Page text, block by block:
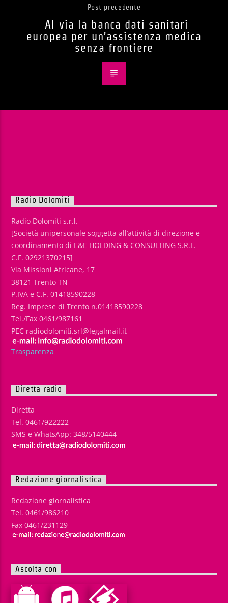
Post precedente
Al via la banca dati sanitari
europea per un’assistenza medica
senza frontiere
Radio Dolomiti
Radio Dolomiti s.r.l.
[Società unipersonale soggetta all’attività di direzione e
coordinamento di E&E HOLDING & CONSULTING S.R.L.
C.F. 02921370215]
Via Missioni Africane, 17
38121 Trento TN
P.IVA e C.F. 01418590228
Reg. Imprese di Trento n.01418590228
Tel./Fax 0461/987161
PEC radiodolomiti.srl@legalmail.it
Trasparenza
Diretta radio
Diretta
Tel. 0461/922222
SMS e WhatsApp: 348/5140444
Redazione giornalistica
Redazione giornalistica
Tel. 0461/986210
Fax 0461/231129
Ascolta con